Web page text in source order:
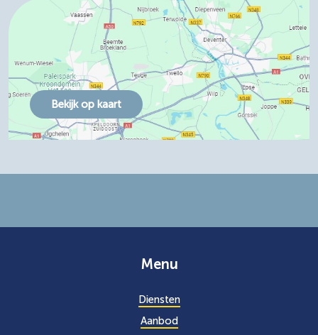
Bekijk op kaart
Menu
Diensten
Aanbod